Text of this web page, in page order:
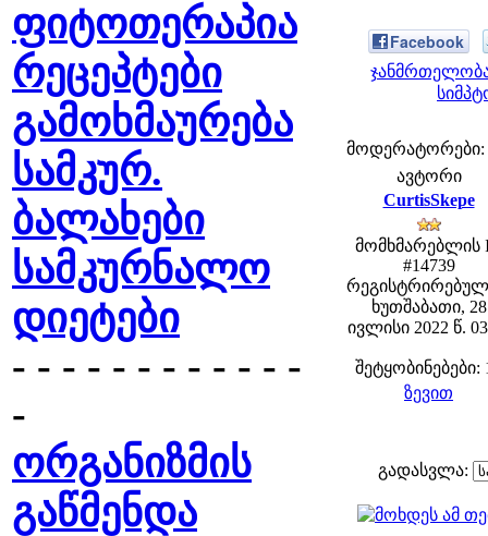
ფიტოთერაპია
რეცეპტები
გამოხმაურება
სამკურ.
ბალახები
სამკურნალო
დიეტები
- - - - - - - - - - - -
-
ორგანიზმის
გაწმენდა
Facebook
მოდერატორები:
ავტორი
CurtisSkepe
მომხმარებლის
#14739
ხუთშაბათი, 28
ივლისი 2022 წ.
შეტყობინებები:
ზევით
გადასვლა: